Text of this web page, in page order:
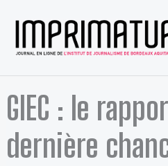
GIEC : le
dernière